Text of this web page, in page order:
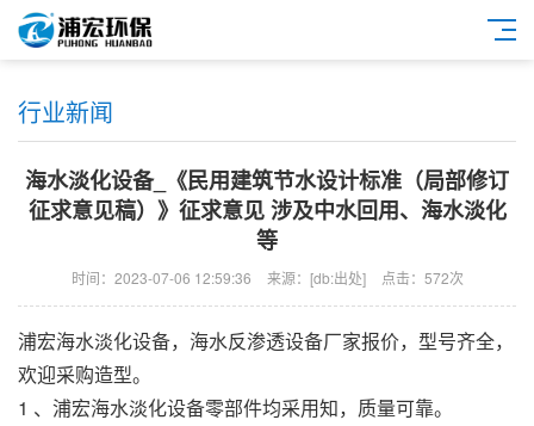
行业新闻
海水淡化设备_《民用建筑节水设计标准（局部修订
征求意见稿）》征求意见 涉及中水回用、海水淡化
等
时间：2023-07-06 12:59:36 来源：[db:出处] 点击：572次
浦宏海水淡化设备， 海水反渗透设备厂家报价，型号齐全，
欢迎采购造型。
1 、 浦宏海水淡化设备零部件均采用知，质量可靠。